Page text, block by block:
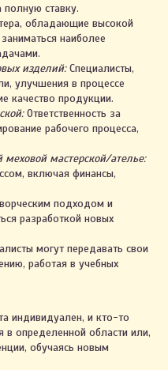
ставку.
обладающие высокой
наиболее
изделий:Специалисты,
улучшения в процессе
качество продукции.
Ответственность за
рабочего процесса,
мастерской/ателье:
включая финансы,
подходом и
разработкой новых
могут передавать свои
работая в учебных
индивидуален, и кто-то
в определенной области или,
обучаясь новым